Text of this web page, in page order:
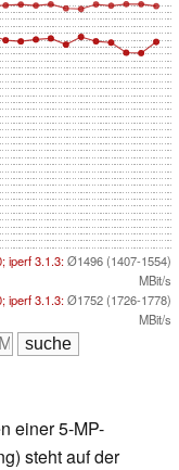
iperf 3.1.3:Ø1496 (1407-1554)
MBit/s
iperf 3.1.3:Ø1752 (1726-1778)
MBit/s
einer 5-MP-
steht auf der